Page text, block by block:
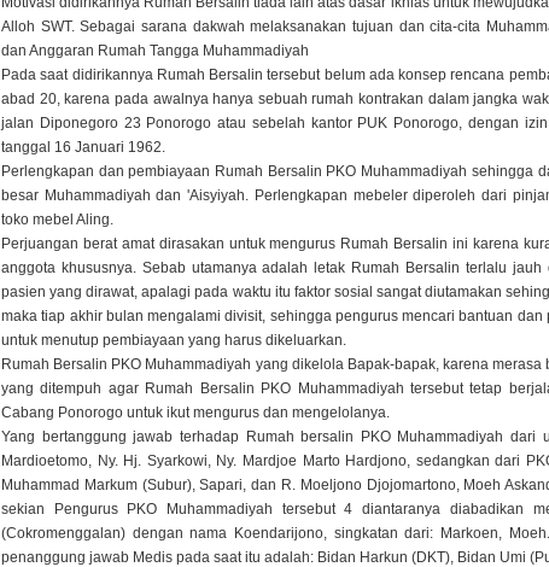
Alloh SWT. Sebagai sarana dakwah melaksanakan tujuan dan cita-cita
dan Anggaran Rumah Tangga Muhammadiyah
Pada saat didirikannya Rumah Bersalin tersebut belum ada konsep rencana
abad 20, karena pada awalnya hanya sebuah rumah kontrakan dalam jangka
jalan Diponegoro 23 Ponorogo atau sebelah kantor PUK Ponorogo, dengan
tanggal 16 Januari 1962.
Perlengkapan dan pembiayaan Rumah Bersalin PKO Muhammadiyah sehingga
besar Muhammadiyah dan 'Aisyiyah. Perlengkapan mebeler diperoleh dari
toko mebel Aling.
Perjuangan berat amat dirasakan untuk mengurus Rumah Bersalin ini karena
anggota khususnya. Sebab utamanya adalah letak Rumah Bersalin terlalu
pasien yang dirawat, apalagi pada waktu itu faktor sosial sangat diutamakan
maka tiap akhir bulan mengalami divisit, sehingga pengurus mencari bantuan
untuk menutup pembiayaan yang harus dikeluarkan.
Rumah Bersalin PKO Muhammadiyah yang dikelola Bapak-bapak, karena
yang ditempuh agar Rumah Bersalin PKO Muhammadiyah tersebut tetap
Cabang Ponorogo untuk ikut mengurus dan mengelolanya.
Yang bertanggung jawab terhadap Rumah bersalin PKO Muhammadiyah dari
Mardioetomo, Ny. Hj. Syarkowi, Ny. Mardjoe Marto Hardjono, sedangkan dari
Muhammad Markum (Subur), Sapari, dan R. Moeljono Djojomartono, Moeh
sekian Pengurus PKO Muhammadiyah tersebut 4 diantaranya diabadikan
(Cokromenggalan) dengan nama Koendarijono, singkatan dari: Markoen,
penanggung jawab Medis pada saat itu adalah: Bidan Harkun (DKT), Bidan Umi